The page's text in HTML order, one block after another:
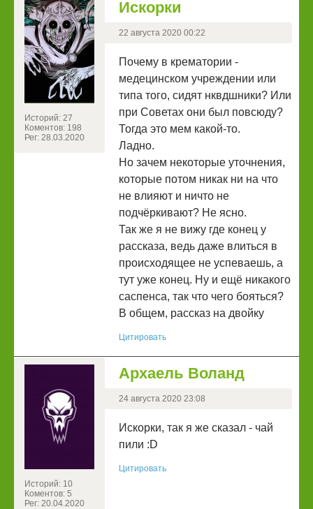
Историй: 27
Коментов: 198
Рег: 28.03.2020
Искорки
22 августа 2020 00:22
Почему в крематории -
медецинском учреждении или
типа того, сидят нквдшники? Или
при Советах они был повсюду?
Тогда это мем какой-то.
Ладно.
Но зачем некоторые уточнения,
которые потом никак ни на что
не влияют и ничто не
подчëркивают? Не ясно.
Так же я не вижу где конец у
рассказа, ведь даже влиться в
происходящее не успеваешь, а
тут уже конец. Ну и ещё никакого
саспенса, так что чего бояться?
В общем, рассказ на двойку
Цитировать
Историй: 10
Коментов: 5
Рег: 20.04.2020
Архаель Воланд
24 августа 2020 23:08
Искорки, так я же сказал - чай
пили :D
Цитировать